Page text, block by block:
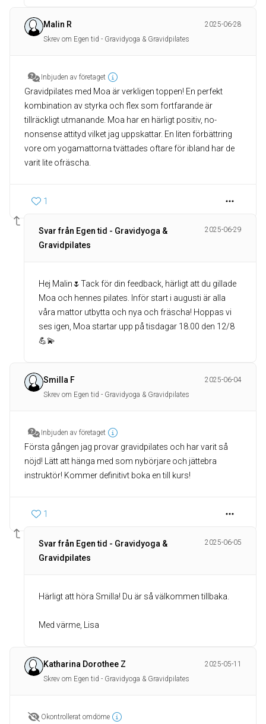
Malin R
2025-06-28
Skrev om Egen tid - Gravidyoga & Gravidpilates
Inbjuden av företaget
Gravidpilates med Moa är verkligen toppen! En perfekt
kombination av styrka och flex som fortfarande är
tillräckligt utmanande. Moa har en härligt positiv, no-
nonsense attityd vilket jag uppskattar. En liten förbättring
vore om yogamattorna tvättades oftare för ibland har de
varit lite ofräscha.
1
Svar från Egen tid - Gravidyoga &
Gravidpilates
2025-06-29
Hej Malin🌷Tack för din feedback, härligt att du gillade
Moa och hennes pilates. Inför start i augusti är alla
våra mattor utbytta och nya och fräscha! Hoppas vi
ses igen, Moa startar upp på tisdagar 18.00 den 12/8
💪💫
Smilla F
2025-06-04
Skrev om Egen tid - Gravidyoga & Gravidpilates
Inbjuden av företaget
Första gången jag provar gravidpilates och har varit så
nöjd! Lätt att hänga med som nybörjare och jättebra
instruktör! Kommer definitivt boka en till kurs!
1
Svar från Egen tid - Gravidyoga &
Gravidpilates
2025-06-05
Härligt att höra Smilla! Du är så välkommen tillbaka.
Med värme, Lisa
Katharina Dorothee Z
2025-05-11
Skrev om Egen tid - Gravidyoga & Gravidpilates
Okontrollerat omdöme